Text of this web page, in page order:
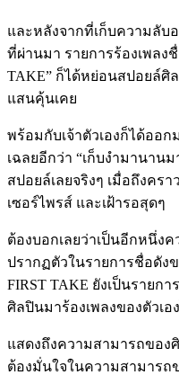
และหลังจากที่เก็บความลับ
ที่ผ่านมา รายการร้องเพลง
TAKE” ก็ได้หย่อนสปอยล์ศิ
แสนคุ้นเคย
พร้อมกับเจ้าตัวเองก็ได้ออ
เฉลยอีกว่า “เก็บงำมานาน
สปอยล์เลยจริงๆ เมื่อถึงคร
เซอร์ไพรส์ และเฝ้ารอสุดๆ
ต้องบอกเลยว่าเป็นอีกหนึ่ง
ปรากฏตัวในรายการชื่อดัง
FIRST TAKE ยังเป็นรายก
ศิลปินมาร้องเพลงของตัวเอ
แสดงถึงความสามารถของ
ต้องมั่นใจในความสามารถ